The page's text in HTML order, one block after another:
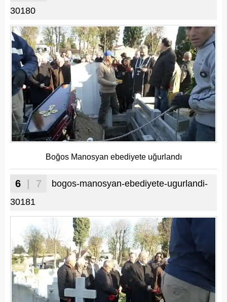
30180
Boğos Manosyan ebediyete uğurlandı
6 | 7
bogos-manosyan-ebediyete-ugurlandi-
30181